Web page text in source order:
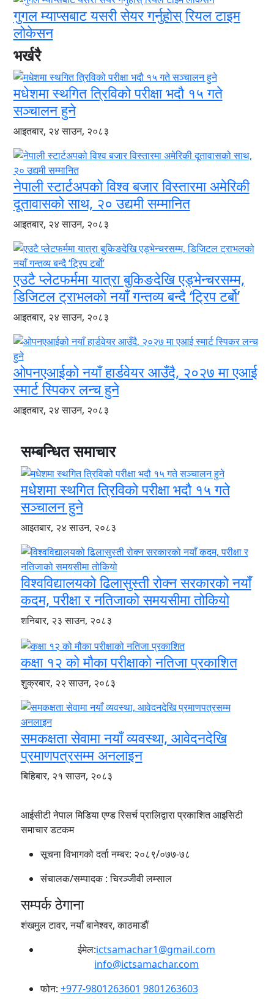
गुगल म्याप्सबाट यसरी सेयर गर्नुहोस् रियल टाइम
लोकेसन
भर्खरै
मधेशमा स्थगित त्रिविको परीक्षा भदौ १५ गते
सञ्चालन हुने
आइतबार, २४ साउन, २०८३
नेपाली स्टार्टअपको विश्व बजार विस्तारमा अमेरिकी
दूतावासको साथ, २० उद्यमी सम्मानित
आइतबार, २४ साउन, २०८३
एउटै प्लेटफर्ममा यात्रा बुकिङदेखि एड्भेन्चरसम्म,
डिजिटल ट्राभलको नयाँ गन्तव्य बन्दै ‘ट्रिप टर्बो’
आइतबार, २४ साउन, २०८३
ओपनएआईको नयाँ हार्डवेयर आउँदै, २०२७ मा एआई
स्मार्ट स्पिकर लन्च हुने
आइतबार, २४ साउन, २०८३
सम्बन्धित समाचार
मधेशमा स्थगित त्रिविको परीक्षा भदौ १५ गते
सञ्चालन हुने
आइतबार, २४ साउन, २०८३
विश्वविद्यालयको ढिलासुस्ती रोक्न सरकारको नयाँ
कदम, परीक्षा र नतिजाको समयसीमा तोकियो
शनिबार, २३ साउन, २०८३
कक्षा १२ को मौका परीक्षाको नतिजा प्रकाशित
शुक्रबार, २२ साउन, २०८३
समकक्षता सेवामा नयाँ व्यवस्था, आवेदनदेखि
प्रमाणपत्रसम्म अनलाइन
बिहिबार, २१ साउन, २०८३
आईसीटी नेपाल मिडिया एण्ड रिसर्च प्रालिद्वारा प्रकाशित आइसिटी
समाचार डटकम
सूचना विभागको दर्ता नम्बर: २०८९/०७७-७८
संचालक/सम्पादक :चिरञ्जीवी लम्साल
सम्पर्क ठेगाना
शंखमुल टावर, नयाँ बानेश्वर, काठमाडौं
ईमेल:ictsamachar1@gmail.com
info@ictsamachar.com
फोन: +977-9801263601 9801263603